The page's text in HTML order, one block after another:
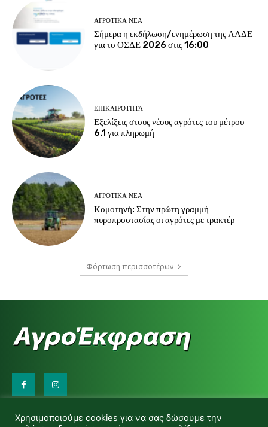
ΑΓΡΟΤΙΚΆ ΝΈΑ
Σήμερα η εκδήλωση/ενημέρωση της ΑΑΔΕ
για το ΟΣΔΕ 2026 στις 16:00
ΕΠΙΚΑΙΡΌΤΗΤΑ
Εξελίξεις στους νέους αγρότες του μέτρου
6.1 για πληρωμή
ΑΓΡΟΤΙΚΆ ΝΈΑ
Κομοτηνή: Στην πρώτη γραμμή
πυροπροστασίας οι αγρότες με τρακτέρ
Φόρτωση περισσοτέρων
d.makas@yahoo.gr
Χρησιμοποιούμε cookies για να σας δώσουμε την